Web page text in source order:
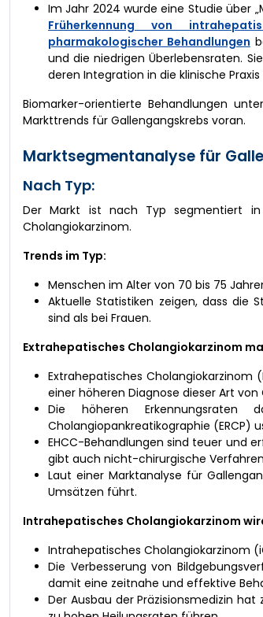
Im Jahr 2024 wurde eine Studie über
Früherkennung von
pharmakologischer Behandlungen
und die niedrigen Überlebensraten.
deren Integration in die klinische
Biomarker-orientierte Behandlungen
Markttrends für Gallengangskrebs voran.
Marktsegmentanalyse für
Nach Typ:
Der Markt ist nach Typ segmentiert in
Cholangiokarzinom.
Trends im Typ:
Menschen im Alter von 70 bis 75
Aktuelle Statistiken zeigen, dass die
sind als bei Frauen.
Extrahepatisches Cholangiokarzinom
Extrahepatisches
einer höheren Diagnose dieser Art
Die höheren Erkennungsraten
Cholangiopankreatikographie (ERCP)
EHCC-Behandlungen sind teuer und
gibt auch nicht-chirurgische
Laut einer Marktanalyse für
Umsätzen führt.
Intrahepatisches Cholangiokarzinom
Intrahepatisches Cholangiokarzinom
Die Verbesserung von
damit eine zeitnahe und effektive
Der Ausbau der Präzisionsmedizin